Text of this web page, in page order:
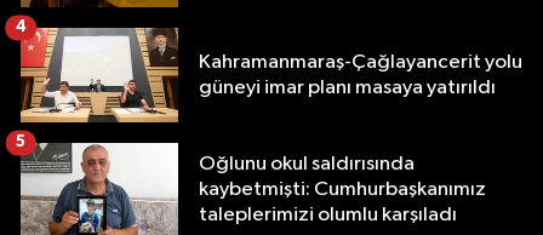
Kahramanmaraş-Çağlayancerit yolu
güneyi imar planı masaya yatırıldı
4
Oğlunu okul saldırısında
kaybetmişti: Cumhurbaşkanımız
taleplerimizi olumlu karşıladı
5